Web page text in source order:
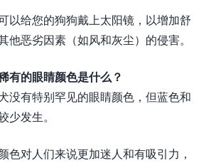
以给您的狗狗戴上太阳镜，以增加舒
他恶劣因素（如风和灰尘）的侵害。
有的眼睛颜色是什么？
没有特别罕见的眼睛颜色，但蓝色和
少发生。
色对人们来说更加迷人和有吸引力，